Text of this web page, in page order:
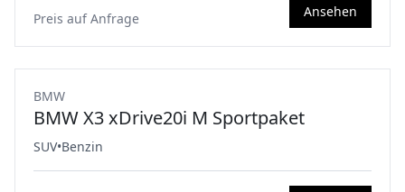
Preis auf Anfrage Ansehen
BMW
BMW X3 xDrive20i M Sportpaket
SUV•Benzin